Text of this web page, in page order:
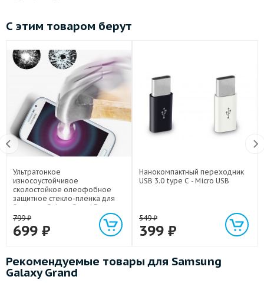
С этим товаром берут
Ультратонкое
износоустойчивое
сколостойкое олеофобное
защитное стекло-пленка для
Samsung Galaxy Grand Duos
799₽
699 ₽
Нанокомпактный переходник
USB 3.0 type C - Micro USB
549₽
399 ₽
Рекомендуемые товары для Samsung
Galaxy Grand